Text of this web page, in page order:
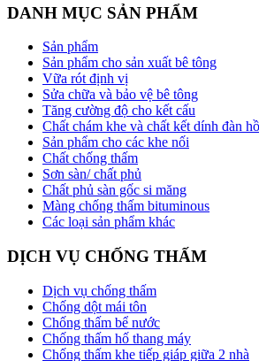
DANH MỤC SẢN PHẨM
Sản phẩm
Sản phẩm cho sản xuất bê tông
Vữa rót định vị
Sửa chữa và bảo vệ bê tông
Tăng cường độ cho kết cấu
Chất chám khe và chất kết dính đàn
Sản phẩm cho các khe nối
Chất chống thấm
Sơn sàn/ chất phủ
Chất phủ sàn gốc si măng
Màng chống thấm bituminous
Các loại sản phẩm khác
DỊCH VỤ CHỐNG THẤM
Dịch vụ chống thấm
Chống dột mái tôn
Chống thấm bể nước
Chống thấm hố thang máy
Chống thấm khe tiếp giáp giữa 2 nhà